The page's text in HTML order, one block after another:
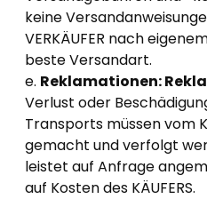
keine
VERKÄUFER nach
beste Versandart.
e. Reklamationen:
Verlust oder
Transports müssen vom
gemacht und verfolgt
leistet auf Anfrage
auf Kosten des KÄUFERS.